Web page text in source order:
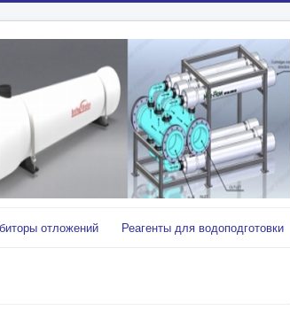
отложений Реагенты для водоподготовки